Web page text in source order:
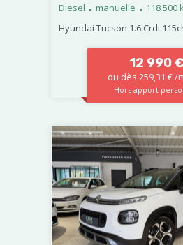
Diesel . manuelle . 118 500
Hyundai Tucson 1.6 Crdi
12 990
ou dès 259,31 € /
Hors apport